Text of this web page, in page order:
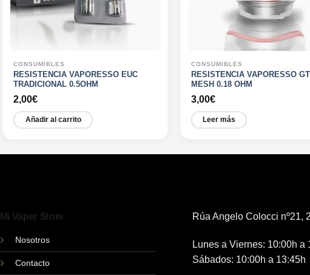
CONSUMIBLES
RESISTENCIA VAPORESSO EUC
TRADICIONAL 0.5OHM
2,00€
Añadir al carrito
CONSUMIBLES
RESISTENCIA VAPORESSO GT
MESH 0.18 OHM
3,00€
Leer más
Mi Vaper Store
Nosotros
Contacto
Rúa Angelo Colocci nº21,
Lunes a Viernes: 10:00h a
Sábados: 10:00h a 13:45h